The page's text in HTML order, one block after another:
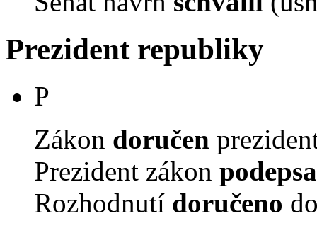
Prezident republiky
P
Zákon doručen
Prezident zákon
Rozhodnutí doručeno